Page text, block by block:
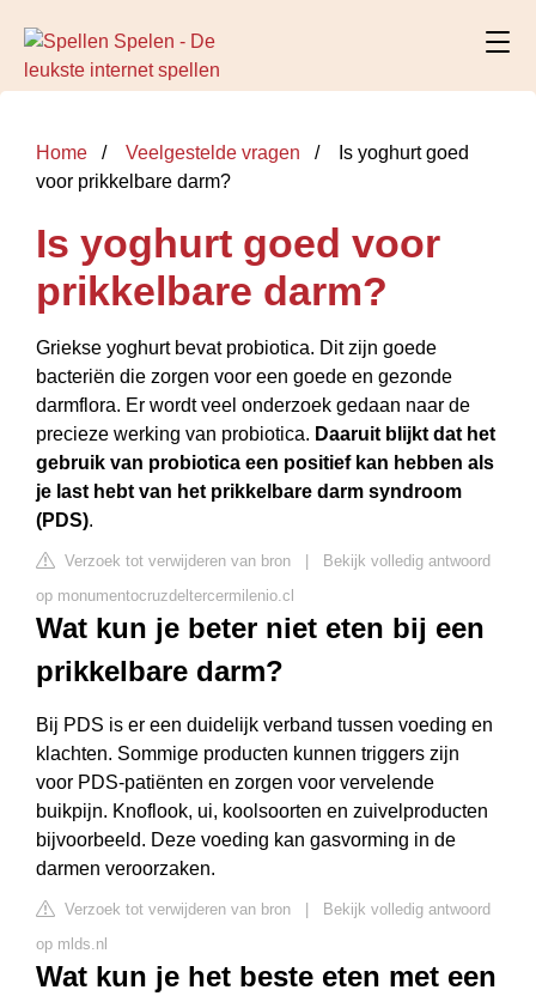
Home Veelgestelde vragen
Is yoghurt goed
voor prikkelbare darm?
Is yoghurt goed voor
prikkelbare darm?
Griekse yoghurt bevat probiotica. Dit zijn goede
bacteriën die zorgen voor een goede en gezonde
darmflora. Er wordt veel onderzoek gedaan naar de
precieze werking van probiotica. Daaruit blijkt dat het
gebruik van probiotica een positief kan hebben als
je last hebt van het prikkelbare darm syndroom
(PDS).
Verzoek tot verwijderen van bron
Bekijk volledig antwoord
op monumentocruzdeltercermilenio.cl
Wat kun je beter niet eten bij een
prikkelbare darm?
Bij PDS is er een duidelijk verband tussen voeding en
klachten. Sommige producten kunnen triggers zijn
voor PDS-patiënten en zorgen voor vervelende
buikpijn. Knoflook, ui, koolsoorten en zuivelproducten
bijvoorbeeld. Deze voeding kan gasvorming in de
darmen veroorzaken.
Verzoek tot verwijderen van bron
Bekijk volledig antwoord
op mlds.nl
Wat kun je het beste eten met een